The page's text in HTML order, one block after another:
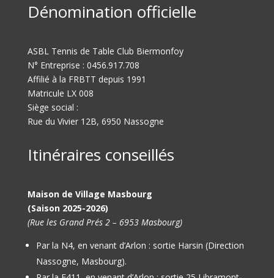
Dénomination officielle
ASBL Tennis de Table Club Biermonfoy
N° Entreprise : 0456.917.708
Affilié à la FRBTT depuis 1991
Matricule LX 008
Siège social :
Rue du Vivier 12B, 6950 Nassogne
Itinéraires conseillés
Maison de Village Masbourg
(Saison 2025-2026)
(Rue les Grand Prés 2 – 6953 Masbourg)
Par la N4, en venant d’Arlon : sortie Harsin (Direction
Nassogne, Masbourg).